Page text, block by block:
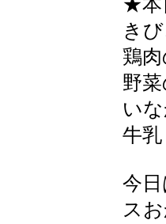
★本
き
鶏
野
い
牛乳
今
ス